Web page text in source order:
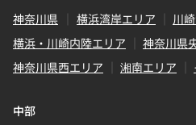
神奈川県
横浜湾岸エリア
川
横浜・川崎内陸エリア
神奈川県
神奈川県西エリア
湘南エリア
中部